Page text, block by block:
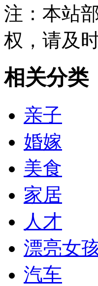
注：本站
权，请及
相关分类
亲子
婚嫁
美食
家居
人才
漂亮女
汽车